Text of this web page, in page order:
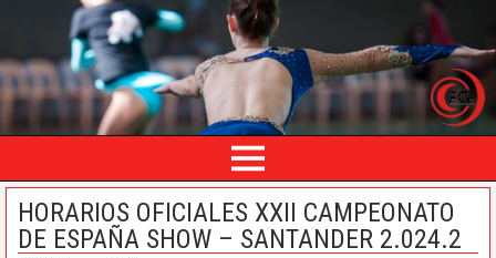
HORARIOS OFICIALES XXII CAMPEONATO
DE ESPAÑA SHOW – SANTANDER 2.024.2